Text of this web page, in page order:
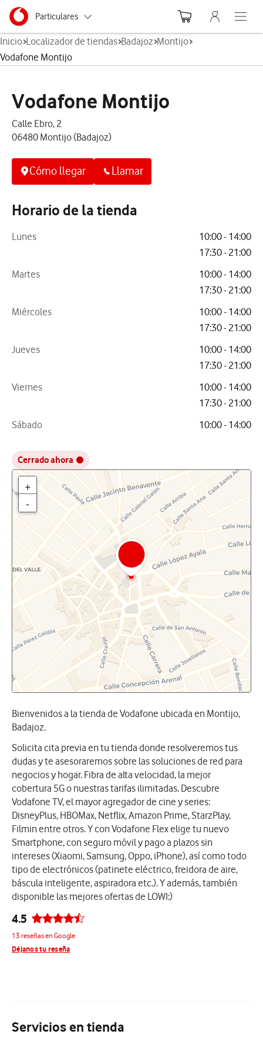
Ir a la pagina principal de vodafone.es
Menu navegación Segmento
Particulares
Autónomos
Grandes empresas
Menu
Abre el
Inicio Localizador de tiendas Badajoz Montijo
Vodafone Montijo
Vodafone Montijo
Calle Ebro, 2
06480 Montijo (Badajoz)
Cómo llegar Llamar
Horario de la tienda
Lunes
10:00 - 14:00
17:30 - 21:00
Martes
10:00 - 14:00
17:30 - 21:00
Miércoles
10:00 - 14:00
17:30 - 21:00
Jueves
10:00 - 14:00
17:30 - 21:00
Viernes
10:00 - 14:00
17:30 - 21:00
Sábado
10:00 - 14:00
Cerrado ahora
+
-
Bienvenidos a la tienda de Vodafone ubicada en Montijo,
Badajoz.
Solicita cita previa en tu tienda donde resolveremos tus
dudas y te asesoraremos sobre las soluciones de red para
negocios y hogar. Fibra de alta velocidad, la mejor
cobertura 5G o nuestras tarifas ilimitadas. Descubre
Vodafone TV, el mayor agregador de cine y series:
DisneyPlus, HBOMax, Netflix, Amazon Prime, StarzPlay,
Filmin entre otros. Y con Vodafone Flex elige tu nuevo
Smartphone, con seguro móvil y pago a plazos sin
intereses (Xiaomi, Samsung, Oppo, iPhone), así como todo
tipo de electrónicos (patinete eléctrico, freidora de aire,
báscula inteligente, aspiradora etc.). Y además, también
disponible las mejores ofertas de LOWI:)
4.5
13 reseñas en Google
Déjanos tu reseña
Servicios en tienda